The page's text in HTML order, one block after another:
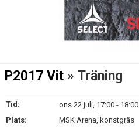
P2017 Vit » Träning
Tid:
ons 22 juli, 17:00 - 18:00
Plats:
MSK Arena, konstgräs